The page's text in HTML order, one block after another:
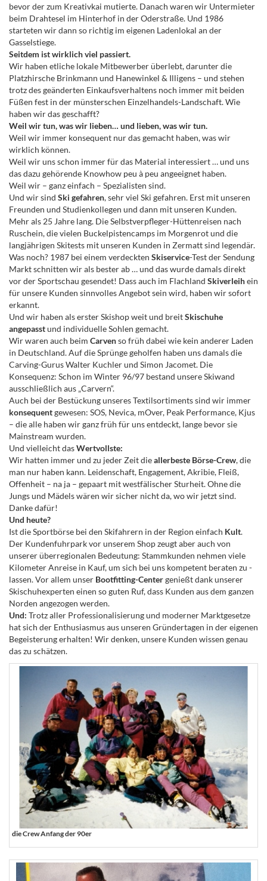
bevor der zum Kreativkai mutierte. Danach waren wir Untermieter
beim Drahtesel im Hinterhof in der Oderstraße. Und 1986
starteten wir dann so richtig im eigenen Ladenlokal an der
Gasselstiege.
Seitdem ist wirklich viel passiert.
Wir haben etliche lokale Mitbewerber überlebt, darunter die
Platzhirsche Brinkmann und Hanewinkel & Illigens – und stehen
trotz des geänderten Einkaufsverhaltens noch immer mit beiden
Füßen fest in der münsterschen Einzelhandels-Landschaft. Wie
haben wir das geschafft?
Weil wir tun, was wir lieben… und lieben, was wir tun.
Weil wir immer konsequent nur das gemacht haben, was wir
wirklich können.
Weil wir uns schon immer für das Material interessiert … und uns
das dazu gehörende Knowhow peu à peu angeeignet haben.
Weil wir – ganz einfach – Spezialisten sind.
Und wir sind Ski gefahren, sehr viel Ski gefahren. Erst mit unseren
Freunden und Studienkollegen und dann mit unseren Kunden.
Mehr als 25 Jahre lang. Die Selbstverpfleger-Hüttenreisen nach
Ruschein, die vielen Buckelpistencamps im Morgenrot und die
langjährigen Skitests mit unseren Kunden in Zermatt sind legendär.
Was noch? 1987 bei einem verdeckten Skiservice-Test der Sendung
Markt schnitten wir als bester ab … und das wurde damals direkt
vor der Sportschau gesendet! Dass auch im Flachland Skiverleihein
für unsere Kunden sinnvolles Angebot sein wird, haben wir sofort
erkannt.
Und wir haben als erster Skishop weit und breitSkischuhe
angepasstund individuelle Sohlen gemacht.
Wir waren auch beim Carvenso früh dabei wie kein anderer Laden
in Deutschland. Auf die Sprünge geholfen haben uns damals die
Carving-Gurus Walter Kuchler und Simon Jacomet. Die
Konsequenz: Schon im Winter 96/97 bestand unsere Skiwand
ausschließlich aus „Carvern“.
Auch bei der Bestückung unseres Textilsortiments sind wir immer
konsequentgewesen: SOS, Nevica, mOver, Peak Performance, Kjus
– die alle haben wir ganz früh für uns entdeckt, lange bevor sie
Mainstream wurden.
Und vielleicht dasWertvollste:
Wir hatten immer und zu jeder Zeit dieallerbeste Börse-Crew, die
man nur haben kann. Leidenschaft, Engagement, Akribie, Fleiß,
Offenheit – na ja – gepaart mit westfälischer Sturheit. Ohne die
Jungs und Mädels wären wir sicher nicht da, wo wir jetzt sind.
Danke dafür!
Und heute?
Ist die Sportbörse bei den Skifahrern in der Region einfach Kult.
Der Kundenfuhrpark vor unserem Shop zeugt aber auch von
unserer überregionalen Bedeutung: Stammkunden nehmen viele
Kilometer Anreise in Kauf, um sich bei uns kompetent beraten zu ­
lassen. Vor allem unser Bootfitting-Centergenießt dank unserer
Skischuhexperten einen so guten Ruf, dass Kunden aus dem ganzen
Norden angezogen werden.
Und: Trotz aller Professionalisierung und moderner Marktgesetze
hat sich der Enthusiasmus aus unseren Gründertagen in der eigenen
­Begeisterung erhalten! Wir denken, unsere Kunden wissen genau
das zu schätzen.
die Crew Anfang der 90er